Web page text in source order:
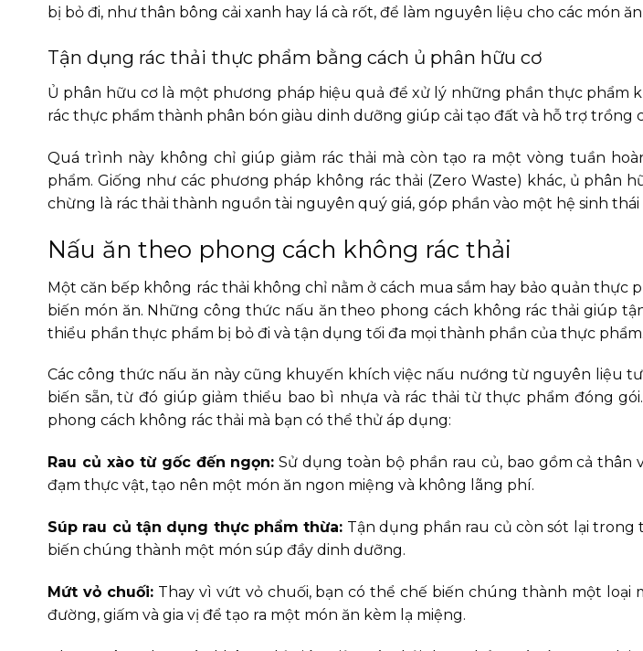
bị bỏ đi, như thân bông cải xanh hay lá cà rốt, để làm nguyên liệu cho các món ăn
Tận dụng rác thải thực phẩm bằng cách ủ phân hữu cơ
Ủ phân hữu cơ là một phương pháp hiệu quả để xử lý những phần thực phẩm
rác thực phẩm thành phân bón giàu dinh dưỡng giúp cải tạo đất và hỗ trợ trồng
Quá trình này không chỉ giúp giảm rác thải mà còn tạo ra một vòng tuần
phẩm. Giống như các phương pháp không rác thải (Zero Waste) khác, ủ phân
chừng là rác thải thành nguồn tài nguyên quý giá, góp phần vào một hệ sinh
Nấu ăn theo phong cách không rác thải
Một căn bếp không rác thải không chỉ nằm ở cách mua sắm hay bảo quản thực
biến món ăn. Những công thức nấu ăn theo phong cách không rác thải giúp
thiểu phần thực phẩm bị bỏ đi và tận dụng tối đa mọi thành phần của thực phẩm.
Các công thức nấu ăn này cũng khuyến khích việc nấu nướng từ nguyên liệu
biến sẵn, từ đó giúp giảm thiểu bao bì nhựa và rác thải từ thực phẩm đóng
phong cách không rác thải mà bạn có thể thử áp dụng:
Rau củ xào từ gốc đến ngọn: Sử dụng toàn bộ phần rau củ, bao gồm cả thân
đạm thực vật, tạo nên một món ăn ngon miệng và không lãng phí.
Súp rau củ tận dụng thực phẩm thừa: Tận dụng phần rau củ còn sót lại
biến chúng thành một món súp đầy dinh dưỡng.
Mứt vỏ chuối:Thay vì vứt vỏ chuối, bạn có thể chế biến chúng thành một loại
đường, giấm và gia vị để tạo ra một món ăn kèm lạ miệng.